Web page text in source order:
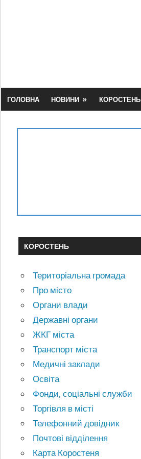
ГОЛОВНА НОВИНИ КОРОСТЕНЬ
КОРОСТЕНЬ
Територіальна громада
Про місто
Органи влади
Державні органи
ЖКГ міста
Транспорт міста
Медичні заклади
Освіта
Фонди, соціальні служби
Торгівля в місті
Телефонний довідник
Почтові відділення
Карта Коростеня